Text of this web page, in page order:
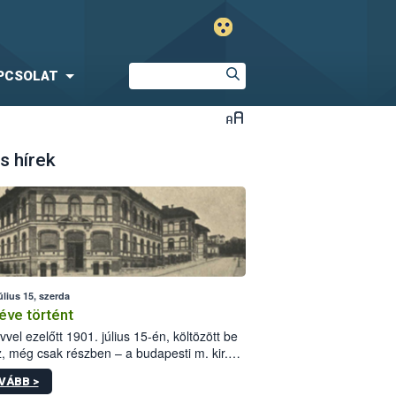
hírek
15, szerda
történt
ezelőtt 1901. július 15-én, költözött be
még csak részben – a budapesti m. kir.
állomás a Kis Rókus utca
alatti, Czigler Győző által tervezett új
>